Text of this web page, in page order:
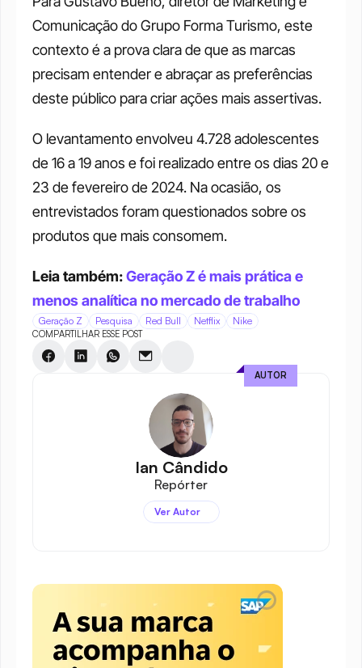
Comunicação do Grupo Forma Turismo, este
contexto é a prova clara de que as marcas
precisam entender e abraçar as preferências
deste público para criar ações mais assertivas.
O levantamento envolveu 4.728 adolescentes
de 16 a 19 anos e foi realizado entre os dias 20 e
23 de fevereiro de 2024. Na ocasião, os
entrevistados foram questionados sobre os
produtos que mais consomem.
Leia também: Geração Z é mais prática e
menos analítica no mercado de trabalho
Geração Z Pesquisa Red Bull Netflix Nike
COMPARTILHAR ESSE POST
Ian Cândido
Repórter
Ver Autor
AUTOR